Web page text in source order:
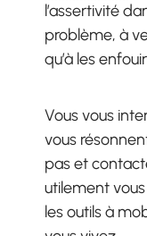
l’assertivité
problème, à
qu’à les
Vous vous
vous
pas et
utilement
les outils à